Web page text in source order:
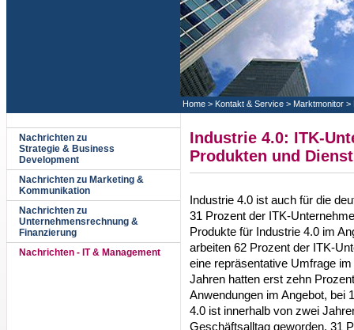
Home > Kontakt & Service > Marktmonitor >
Nachrichten zu
Strategie & Business
Development
Nachrichten zu Marketing &
Kommunikation
Nachrichten zu
Unternehmensrechnung &
Finanzierung
Nachrichten - IT & Management
Industrie 4.0: ITK-
Produkten und
Industrie 4.0 ist auch für die
31 Prozent der ITK-
Produkte für Industrie 4.0 im
arbeiten 62 Prozent der ITK-
eine repräsentative Umfrage
Jahren hatten erst zehn
Anwendungen im Angebot, bei
4.0 ist innerhalb von zwei
Geschäftsalltag geworden. 31